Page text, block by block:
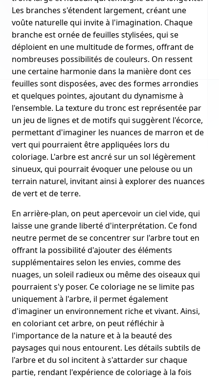
Les branches s'étendent largement, créant une
voûte naturelle qui invite à l'imagination. Chaque
branche est ornée de feuilles stylisées, qui se
déploient en une multitude de formes, offrant de
nombreuses possibilités de couleurs. On ressent
une certaine harmonie dans la manière dont ces
feuilles sont disposées, avec des formes arrondies
et quelques pointes, ajoutant du dynamisme à
l'ensemble. La texture du tronc est représentée par
un jeu de lignes et de motifs qui suggèrent l'écorce,
permettant d'imaginer les nuances de marron et de
vert qui pourraient être appliquées lors du
coloriage. L'arbre est ancré sur un sol légèrement
sinueux, qui pourrait évoquer une pelouse ou un
terrain naturel, invitant ainsi à explorer des nuances
de vert et de terre.
En arrière-plan, on peut apercevoir un ciel vide, qui
laisse une grande liberté d'interprétation. Ce fond
neutre permet de se concentrer sur l'arbre tout en
offrant la possibilité d'ajouter des éléments
supplémentaires selon les envies, comme des
nuages, un soleil radieux ou même des oiseaux qui
pourraient s'y poser. Ce coloriage ne se limite pas
uniquement à l'arbre, il permet également
d'imaginer un environnement riche et vivant. Ainsi,
en coloriant cet arbre, on peut réfléchir à
l'importance de la nature et à la beauté des
paysages qui nous entourent. Les détails subtils de
l'arbre et du sol incitent à s'attarder sur chaque
partie, rendant l'expérience de coloriage à la fois